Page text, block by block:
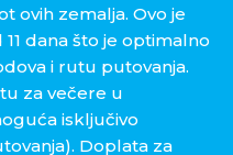
ovih zemalja. Ovo je
dana što je optimalno
i rutu putovanja.
za večere u
isključivo
Doplata za